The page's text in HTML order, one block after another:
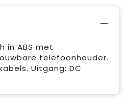
in ABS met
telefoonhouder.
Uitgang: DC